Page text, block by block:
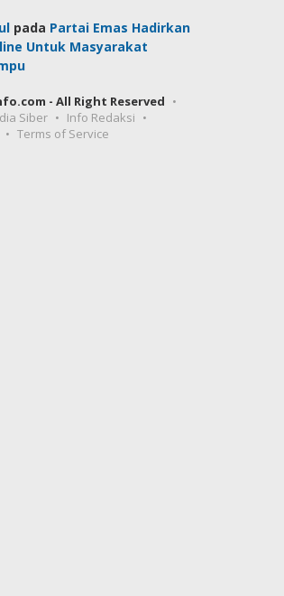
pada Partai Emas Hadirkan
Untuk Masyarakat
- All Right Reserved
Siber
Info Redaksi
Terms of Service